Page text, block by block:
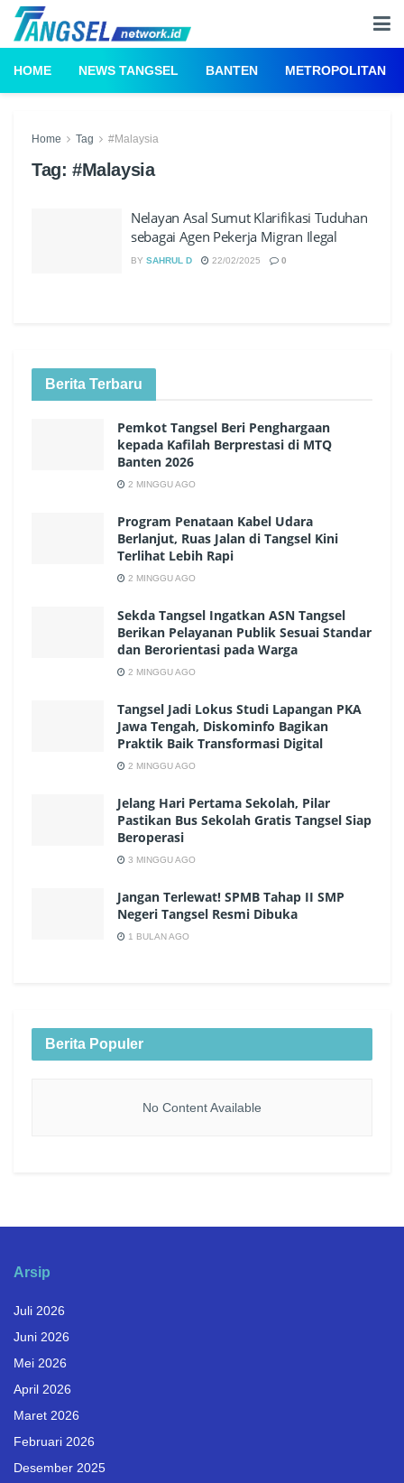
HOME NEWS TANGSEL BANTEN METROPOLITAN
Home Tag #Malaysia
Tag: #Malaysia
Nelayan Asal Sumut Klarifikasi Tuduhan
sebagai Agen Pekerja Migran Ilegal
BY SAHRUL D 22/02/2025 0
Berita Terbaru
Pemkot Tangsel Beri Penghargaan
kepada Kafilah Berprestasi di MTQ
Banten 2026
2 MINGGU AGO
Program Penataan Kabel Udara
Berlanjut, Ruas Jalan di Tangsel Kini
Terlihat Lebih Rapi
2 MINGGU AGO
Sekda Tangsel Ingatkan ASN Tangsel
Berikan Pelayanan Publik Sesuai Standar
dan Berorientasi pada Warga
2 MINGGU AGO
Tangsel Jadi Lokus Studi Lapangan PKA
Jawa Tengah, Diskominfo Bagikan
Praktik Baik Transformasi Digital
2 MINGGU AGO
Jelang Hari Pertama Sekolah, Pilar
Pastikan Bus Sekolah Gratis Tangsel Siap
Beroperasi
3 MINGGU AGO
Jangan Terlewat! SPMB Tahap II SMP
Negeri Tangsel Resmi Dibuka
1 BULAN AGO
Berita Populer
No Content Available
Arsip
Juli 2026
Juni 2026
Mei 2026
April 2026
Maret 2026
Februari 2026
Desember 2025